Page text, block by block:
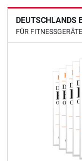
DEUTSCHLANDS
FÜR